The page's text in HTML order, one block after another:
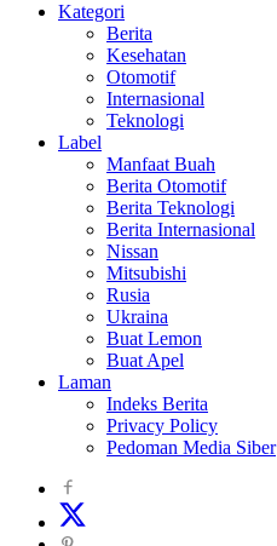
Kategori
Berita
Kesehatan
Otomotif
Internasional
Teknologi
Label
Manfaat Buah
Berita Otomotif
Berita Teknologi
Berita Internasional
Nissan
Mitsubishi
Rusia
Ukraina
Buat Lemon
Buat Apel
Laman
Indeks Berita
Privacy Policy
Pedoman Media Siber